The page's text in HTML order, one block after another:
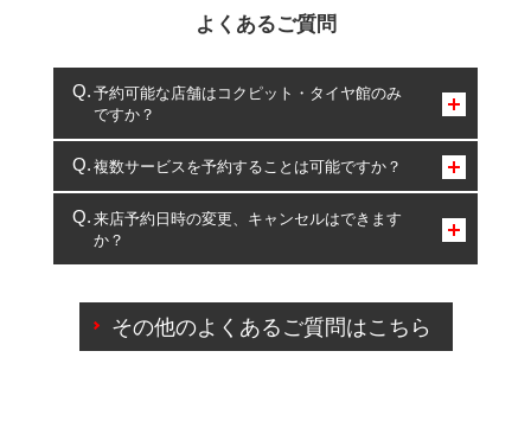
よくあるご質問
予約可能な店舗はコクピット・タイヤ館のみ
ですか？
コクピット・タイヤ館のみとなります。
複数サービスを予約することは可能ですか？
複数サービスのご予約は可能です。
一部の商品・サービスの組み合わせに限り、同時にご予約が
出来ないものもございます。
来店予約日時の変更、キャンセルはできます
か？
ご来店予約日の3営業日前を過ぎている場合のご予約
の日時変更につきましては、直接ご予約の店舗まで
その他のよくあるご質問はこちら